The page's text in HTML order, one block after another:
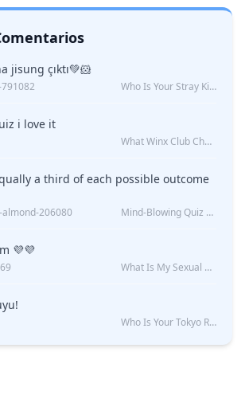
jisung çıktı💚🐹
Who Is Your Stray Kids Boyfriend?
i love it
What Winx Club Character Are You?
a third of each possible outcome
206080 Mind-Blowing Quiz Reveals: Will I Be Alone Forever?
I am 💜💜
What Is My Sexual Orientation: Uncovered
Who Is Your Tokyo Revengers Boyfriend?